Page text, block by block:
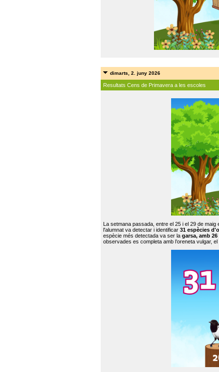
dimarts, 2. juny 2026
Resultats Cens de Primavera a les escoles
La setmana passada, entre el 25 i el 29 de
l'alumnat va detectar i identificar 31 espècies
espècie més detectada va ser la garsa, amb
observades es completa amb l’oreneta vulgar,